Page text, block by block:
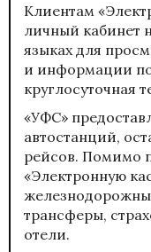
Клиентам
личный кабинет
языках для
и информации
круглосуточная
«УФС»
автостанций,
рейсов. Помимо
«Электронную
трансферы,
отели.